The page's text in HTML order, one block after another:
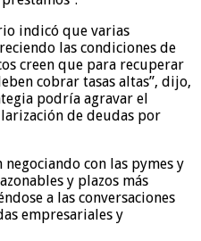
indicó que varias
las condiciones de
creen que para recuperar
cobrar tasas altas”, dijo,
podría agravar el
de deudas por
negociando con las pymes y
y plazos más
a las conversaciones
empresariales y